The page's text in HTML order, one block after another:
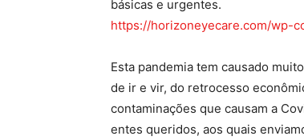
básicas e urgentes.
https://horizoneyecare.com/wp-
Esta pandemia tem causado
de ir e vir, do retrocesso
contaminações que causam a
entes queridos, aos quais